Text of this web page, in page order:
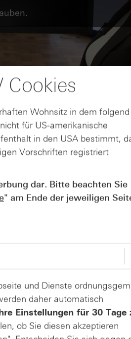
in
Cookies
Wohnsitz in dem folgend
für US-amerikanische
in den USA bestimmt,
Vorschriften registriert
dar. Bitte beachten Sie
" am Ende der jeweiligen
und Dienste
daher automatisch
Einstellungen für 30 Tage
ob Sie diesen akzeptieren